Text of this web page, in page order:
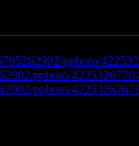
pphoto/
pphoto/
pphoto/